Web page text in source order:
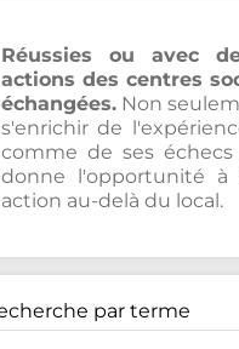
Réussies ou avec
actions des centres
échangées.Non
s'enrichir de
comme de ses
donne l'opportunité
action au-delà du local.
par terme